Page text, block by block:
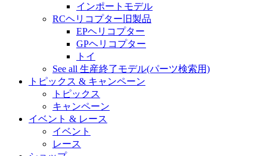
インポートモデル
RCヘリコプター旧製品
EPヘリコプター
GPヘリコプター
トイ
See all 生産終了モデル(パーツ検索用)
トピックス & キャンペーン
トピックス
キャンペーン
イベント & レース
イベント
レース